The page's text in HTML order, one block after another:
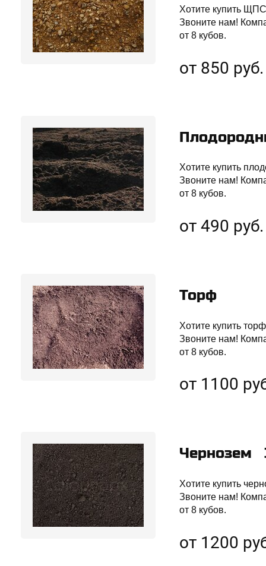
Хотите купить
Звоните нам!
от 8 кубов.
от 850
Хотите купить
Звоните нам!
от 8 кубов.
от 490
Торф
Хотите купить
Звоните нам!
от 8 кубов.
от 1100
Чернозем
Хотите купить
Звоните нам!
от 8 кубов.
от 1200